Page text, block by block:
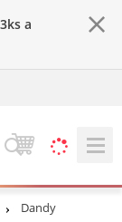
a
V
h
lDandy